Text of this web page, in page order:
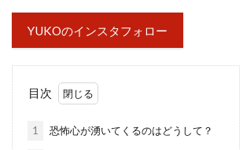
YUKOのインスタフォロー
目次
1 恐怖心が湧いてくるのはどうして？